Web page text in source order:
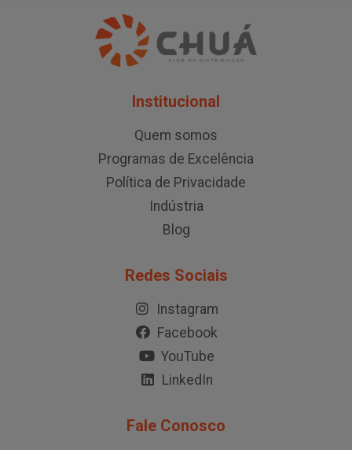
Institucional
Quem somos
Programas de Excelência
Política de Privacidade
Indústria
Blog
Redes Sociais
Instagram
Facebook
YouTube
LinkedIn
Fale Conosco